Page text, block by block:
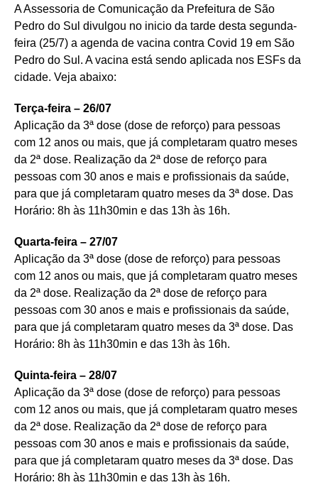
A Assessoria de Comunicação da Prefeitura de São
Pedro do Sul divulgou no inicio da tarde desta segunda-
feira (25/7) a agenda de vacina contra Covid 19 em São
Pedro do Sul. A vacina está sendo aplicada nos ESFs da
cidade. Veja abaixo:
Terça-feira – 26/07
Aplicação da 3ª dose (dose de reforço) para pessoas
com 12 anos ou mais, que já completaram quatro meses
da 2ª dose. Realização da 2ª dose de reforço para
pessoas com 30 anos e mais e profissionais da saúde,
para que já completaram quatro meses da 3ª dose. Das
Horário: 8h às 11h30min e das 13h às 16h.
Quarta-feira – 27/07
Aplicação da 3ª dose (dose de reforço) para pessoas
com 12 anos ou mais, que já completaram quatro meses
da 2ª dose. Realização da 2ª dose de reforço para
pessoas com 30 anos e mais e profissionais da saúde,
para que já completaram quatro meses da 3ª dose. Das
Horário: 8h às 11h30min e das 13h às 16h.
Quinta-feira – 28/07
Aplicação da 3ª dose (dose de reforço) para pessoas
com 12 anos ou mais, que já completaram quatro meses
da 2ª dose. Realização da 2ª dose de reforço para
pessoas com 30 anos e mais e profissionais da saúde,
para que já completaram quatro meses da 3ª dose. Das
Horário: 8h às 11h30min e das 13h às 16h.